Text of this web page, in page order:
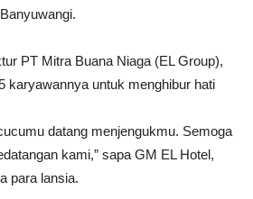
PT Mitra Buana Niaga (EL Group),
karyawannya untuk menghibur hati
datang menjengukmu. Semoga
kami,” sapa GM EL Hotel,
para lansia.